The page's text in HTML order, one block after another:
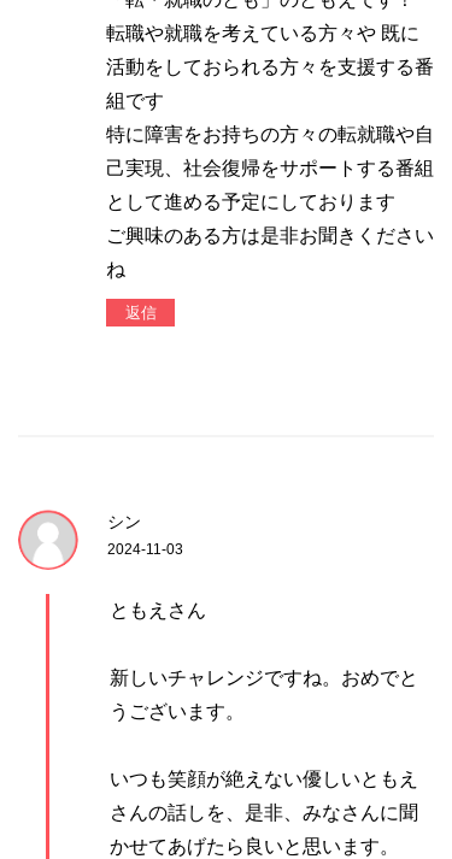
転職や就職を考えている方々や 既に
活動をしておられる方々を支援する番
組です
特に障害をお持ちの方々の転就職や自
己実現、社会復帰をサポートする番組
として進める予定にしております
ご興味のある方は是非お聞きください
ね
返信
シン
2024-11-03
ともえさん
新しいチャレンジですね。おめでと
うございます。
いつも笑顔が絶えない優しいともえ
さんの話しを、是非、みなさんに聞
かせてあげたら良いと思います。